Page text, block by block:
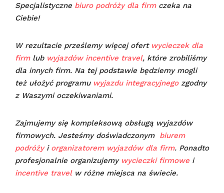
Specjalistyczne biuro podróży dla firmczeka na
Ciebie!
W rezultacie prześlemy więcej ofert wycieczek dla
firmlub wyjazdów incentive travel, które zrobiliśmy
dla innych firm. Na tej podstawie będziemy mogli
też ułożyć programu wyjazdu integracyjnegozgodny
z Waszymi oczekiwaniami.
Zajmujemy się kompleksową obsługą wyjazdów
firmowych. Jesteśmy doświadczonym biurem
podróżyi organizatorem wyjazdów dla firm. Ponadto
profesjonalnie organizujemy wycieczki firmowe i
incentive travelw różne miejsca na świecie.